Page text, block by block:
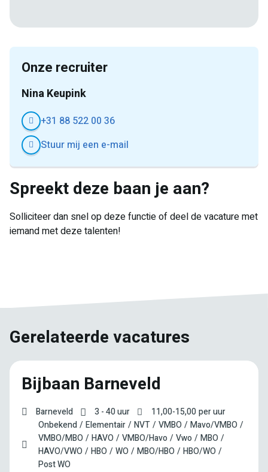
Onze recruiter
Nina Keupink
+31 88 522 00 36
Stuur mij een e-mail
Spreekt deze baan je aan?
Solliciteer dan snel op deze functie of deel de vacature met
iemand met deze talenten!
Gerelateerde vacatures
Bijbaan Barneveld
Barneveld 3 - 40 uur 11,00-15,00per uur
Onbekend
Elementair NVT VMBO
Mavo/VMBO
VMBO/MBO
HAVO VMBO/Havo Vwo
MBO
HAVO/VWO
HBO WO MBO/HBO
HBO/WO
Post WO